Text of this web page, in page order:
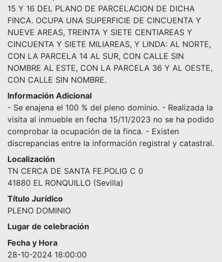
15 Y 16 DEL PLANO DE PARCELACION DE DICHA
FINCA. OCUPA UNA SUPERFICIE DE CINCUENTA Y
NUEVE AREAS, TREINTA Y SIETE CENTIAREAS Y
CINCUENTA Y SIETE MILIAREAS, Y LINDA: AL NORTE,
CON LA PARCELA 14 AL SUR, CON CALLE SIN
NOMBRE AL ESTE, CON LA PARCELA 36 Y AL OESTE,
CON CALLE SIN NOMBRE.
Información Adicional
- Se enajena el 100 % del pleno dominio. - Realizada la
visita al inmueble en fecha 15/11/2023 no se ha podido
comprobar la ocupación de la finca. - Existen
discrepancias entre la información registral y catastral.
Localización
TN CERCA DE SANTA FE.POLIG C 0
41880 EL RONQUILLO (Sevilla)
Título Jurídico
PLENO DOMINIO
Lugar de celebración
Fecha y Hora
28-10-2024 18:00:00